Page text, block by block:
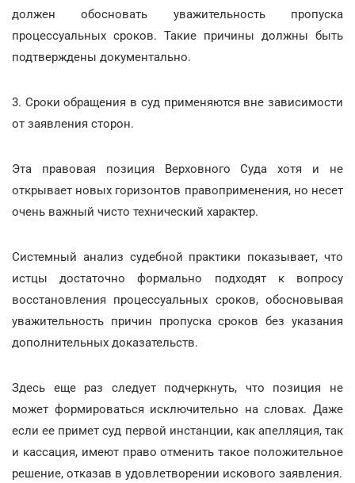
должен обосновать уважительность пропуска
процессуальных сроков. Такие причины должны быть
подтверждены документально.
3. Сроки обращения в суд применяются вне зависимости
от заявления сторон.
Эта правовая позиция Верховного Суда хотя и не
открывает новых горизонтов правоприменения, но несет
очень важный чисто технический характер.
Системный анализ судебной практики показывает, что
истцы достаточно формально подходят к вопросу
восстановления процессуальных сроков, обосновывая
уважительность причин пропуска сроков без указания
дополнительных доказательств.
Здесь еще раз следует подчеркнуть, что позиция не
может формироваться исключительно на словах. Даже
если ее примет суд первой инстанции, как апелляция, так
и кассация, имеют право отменить такое положительное
решение, отказав в удовлетворении искового заявления.